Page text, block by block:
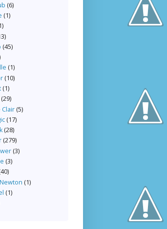
(6)
(1)
(45)
(1)
(10)
(1)
(29)
Clair (5)
(17)
(28)
(279)
(3)
(3)
(1)
(1)